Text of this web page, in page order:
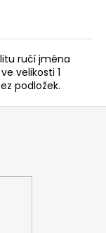
ručí jména
velikosti 1
podložek.